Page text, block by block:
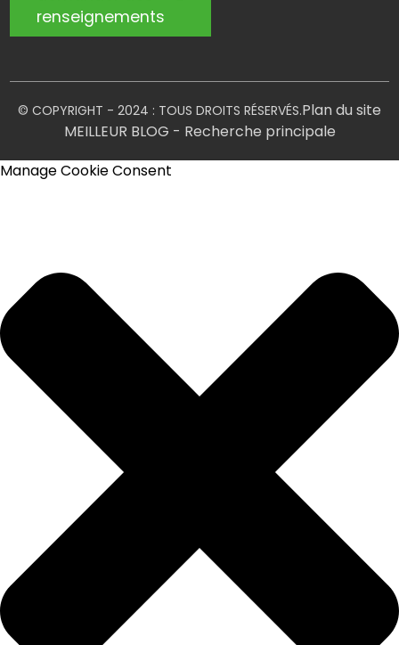
renseignements
© COPYRIGHT - 2024 : TOUS DROITS RÉSERVÉS.Plan du site
MEILLEUR BLOG - Recherche principale
Manage Cookie Consent